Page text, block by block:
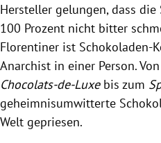
Hersteller gelungen, dass die
100 Prozent nicht bitter
Florentiner ist Schokoladen-
Anarchist in einer Person. Von
Chocolats-de-Luxebis zum
geheimnisumwitterte
Welt gepriesen.